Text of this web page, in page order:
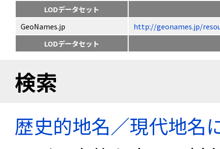
LODデータセット
GeoNames.jp
http://geonames.jp/
LODデータセット
検索
歴史的地名／現代地名